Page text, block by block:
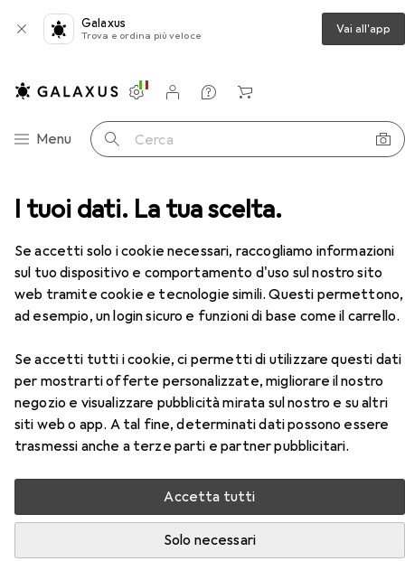
I tuoi dati. La tua scelta.
Se accetti solo i cookie necessari, raccogliamo informazioni
sul tuo dispositivo e comportamento d'uso sul nostro sito
web tramite cookie e tecnologie simili. Questi permettono,
ad esempio, un login sicuro e funzioni di base come il carrello.
Se accetti tutti i cookie, ci permetti di utilizzare questi dati
per mostrarti offerte personalizzate, migliorare il nostro
negozio e visualizzare pubblicità mirata sul nostro e su altri
siti web o app. A tal fine, determinati dati possono essere
trasmessi anche a terze parti e partner pubblicitari.
Accetta tutti
Solo necessari
Galaxus
Trova e ordina più veloce Vai all'app
Categoria Navigazione
Menu Cerca
Impostazioni
Conto cliente
Liste di confronto
Liste dei desideri
Carrello
Chiave a cricchetto Koken Cricchetto reversibile
KokenCricchetto reversibile
3/8"
Accessori per Koken Cricchetto
reversibile
Qui trovi accessori adatti per il prodotto Koken
Cricchetto reversibile della categoria Chiave a bussola +